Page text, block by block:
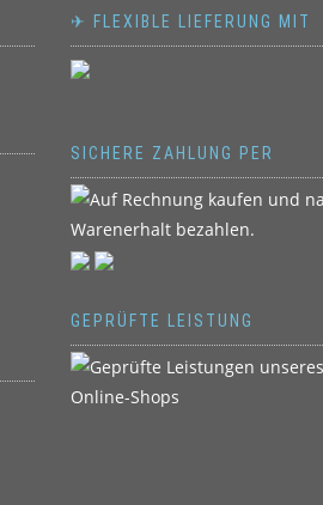
✈ FLEXIBLE LIEFERUNG MIT
SICHERE ZAHLUNG PER
GEPRÜFTE LEISTUNG